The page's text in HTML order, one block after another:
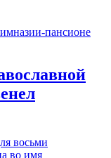
восьми
во имя